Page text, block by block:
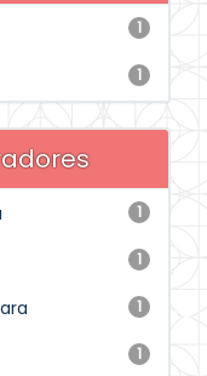
1
1
1
1
1
1